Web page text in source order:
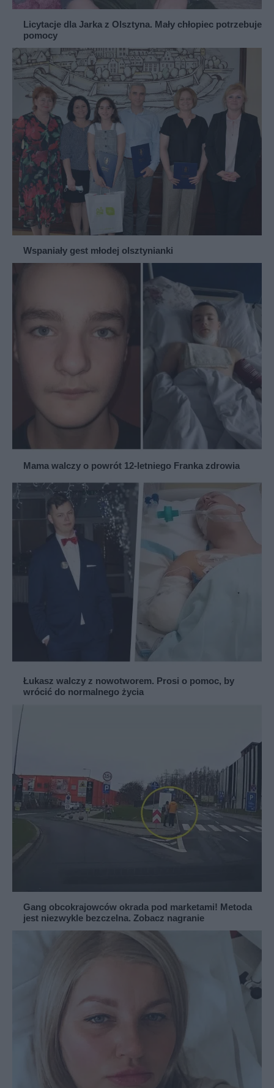
Licytacje dla Jarka z Olsztyna. Mały chłopiec potrzebuje
pomocy
Wspaniały gest młodej olsztynianki
Mama walczy o powrót 12-letniego Franka zdrowia
Łukasz walczy z nowotworem. Prosi o pomoc, by
wrócić do normalnego życia
Gang obcokrajowców okrada pod marketami! Metoda
jest niezwykle bezczelna. Zobacz nagranie